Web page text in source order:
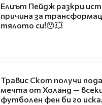
Елиът Пейдж разкри
причина за
тялото си!😯💥
Травис Скот получи
мечта от Холанд —
футболен фен би го